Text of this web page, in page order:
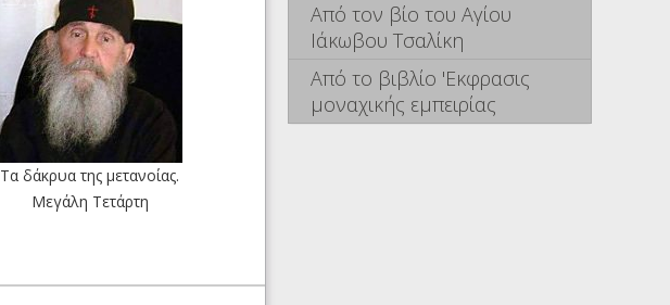
Τα δάκρυα της μετανοίας.
Mεγάλη Τετάρτη
Από τον βίο του Αγίου
Ιάκωβου Τσαλίκη
Από το βιβλίο 'Εκφρασις
μοναχικής εμπειρίας